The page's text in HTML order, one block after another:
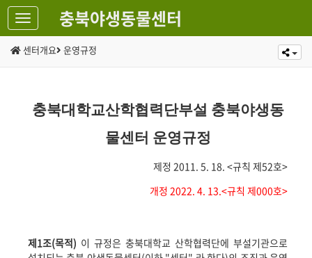
충북야생동물센터
센터개요 운영규정
충북대학교산학협력단부설 충북야생동
물센터 운영규정
제정 2011. 5. 18. <규칙 제52호>
개정 2022. 4. 13.<규칙 제000호>
제1조(목적) 이 규정은 충북대학교 산학협력단에 부설기관으로